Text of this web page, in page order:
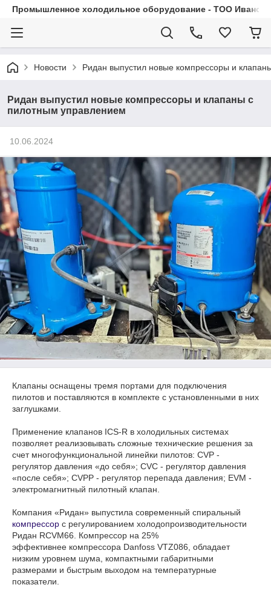
Промышленное холодильное оборудование - ТОО
Новости Ридан выпустил новые компрессоры и
Ридан выпустил новые компрессоры и клапаны с
пилотным управлением
10.06.2024
Клапаны оснащены тремя портами для подключения
пилотов и поставляются в комплекте с установленными в них
заглушками.
Применение клапанов ICS-R в холодильных системах
позволяет реализовывать сложные технические решения за
счет многофункциональной линейки пилотов: CVP -
регулятор давления «до себя»; CVC - регулятор давления
«после себя»; CVPP - регулятор перепада давления; EVM -
электромагнитный пилотный клапан.
Компания «Ридан» выпустила современный спиральный
компрессор с регулированием холодопроизводительности
Ридан RCVM66. Компрессор на 25%
эффективнее компрессора Danfoss VTZ086, обладает
низким уровнем шума, компактными габаритными
размерами и быстрым выходом на температурные
показатели.